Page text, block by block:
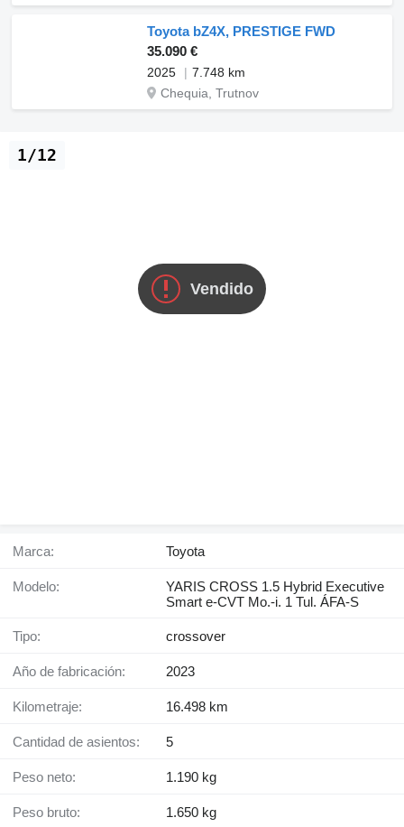
Toyota bZ4X, PRESTIGE FWD
35.090 €
2025
7.748 km
Chequia, Trutnov
Vendido
1/12
Marca: Toyota
Modelo:
YARIS CROSS 1.5 Hybrid Executive
Smart e-CVT Mo.-i. 1 Tul. ÁFA-S
Tipo: crossover
Año de fabricación: 2023
Kilometraje: 16.498 km
Cantidad de asientos: 5
Peso neto: 1.190 kg
Peso bruto: 1.650 kg